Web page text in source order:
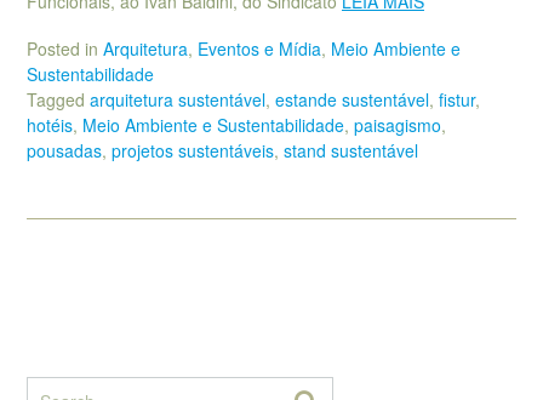
Posted in Arquitetura, Eventos e Mídia, Meio Ambiente e
Sustentabilidade
Tagged arquitetura sustentável, estande sustentável, fistur,
hotéis, Meio Ambiente e Sustentabilidade, paisagismo,
pousadas, projetos sustentáveis, stand sustentável